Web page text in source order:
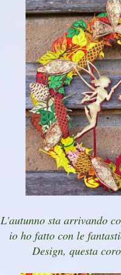
L'autunno sta arrivando
io ho fatto con le
Design, questa